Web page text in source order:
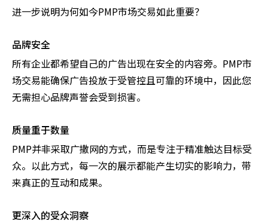
进一步说明为何如今PMP市场交易如此重要？
品牌安全
所有企业都希望自己的广告出现在安全的内容旁。PMP市
场交易能确保广告投放于受管控且可靠的环境中，因此您
无需担心品牌声誉会受到损害。
质量重于数量
PMP并非采取广撒网的方式，而是专注于精准触达目标受
众。以此方式，每一次的展示都能产生切实的影响力，带
来真正的互动和成果。
更深入的受众洞察